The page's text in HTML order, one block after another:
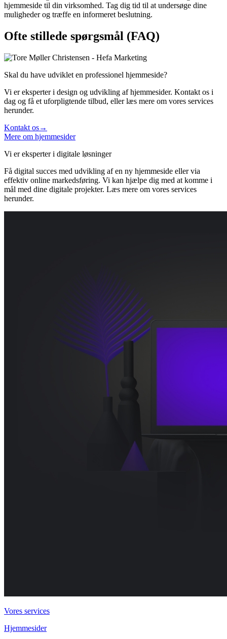
hjemmeside til din virksomhed. Tag dig tid til at undersøge dine
muligheder og træffe en informeret beslutning.
Ofte stillede spørgsmål (FAQ)
Skal du have udviklet en professionel hjemmeside?
Vi er eksperter i design og udvikling af hjemmesider. Kontakt os i
dag og få et uforpligtende tilbud, eller læs mere om vores services
herunder.
Kontakt os→
Mere om hjemmesider
Vi er eksperter i digitale løsninger
Få digital succes med udvikling af en ny hjemmeside eller via
effektiv online markedsføring. Vi kan hjælpe dig med at komme i
mål med dine digitale projekter. Læs mere om vores services
herunder.
Vores services
Hjemmesider